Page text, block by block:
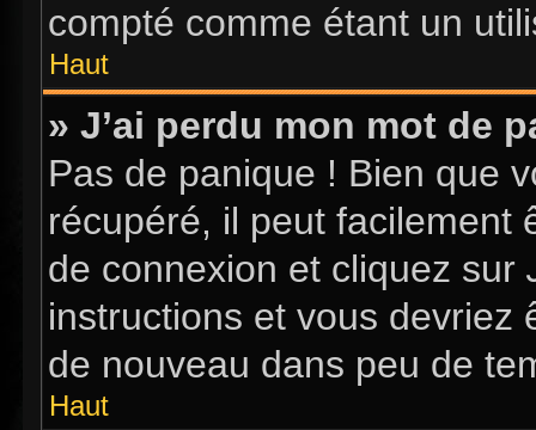
compté comme étant un
Haut
» J’ai perdu mon mot de
Pas de panique ! Bien que
récupéré, il peut facilement
de connexion et cliquez sur
instructions et vous devriez
de nouveau dans peu de
Haut